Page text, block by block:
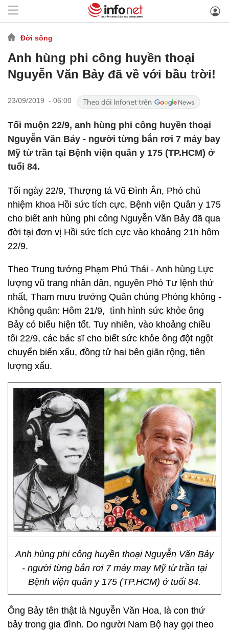
Đời sống
Anh hùng phi công huyền thoại
Nguyễn Văn Bảy đã về với bầu trời!
23/09/2019 - 06:00
Tối muộn 22/9, anh hùng phi công huyền thoại
Nguyễn Văn Bảy - người từng bắn rơi 7 máy bay
Mỹ từ trần tại Bệnh viện quân y 175 (TP.HCM) ở
tuổi 84.
Tối ngày 22/9, Thượng tá Vũ Đình Ân, Phó chủ
nhiệm khoa Hồi sức tích cực, Bệnh viện Quân y 175
cho biết anh hùng phi công Nguyễn Văn Bảy đã qua
đời tại đơn vị Hồi sức tích cực vào khoảng 21h hôm
22/9.
Theo Trung tướng Phạm Phú Thái - Anh hùng Lực
lượng vũ trang nhân dân, nguyên Phó Tư lệnh thứ
nhất, Tham mưu trưởng Quân chủng Phòng không -
Không quân: Hôm 21/9, tình hình sức khỏe ông
Bảy có biểu hiện tốt. Tuy nhiên, vào khoảng chiều
tối 22/9, các bác sĩ cho biết sức khỏe ông đột ngột
chuyển biến xấu, đồng tử hai bên giãn rộng, tiên
lượng xấu.
Anh hùng phi công huyền thoại Nguyễn Văn Bảy
- người từng bắn rơi 7 máy may Mỹ từ trần tại
Bệnh viện quân y 175 (TP.HCM) ở tuổi 84.
Ông Bảy tên thật là Nguyễn Văn Hoa, là con thứ
bảy trong gia đình. Do người Nam Bộ hay gọi theo